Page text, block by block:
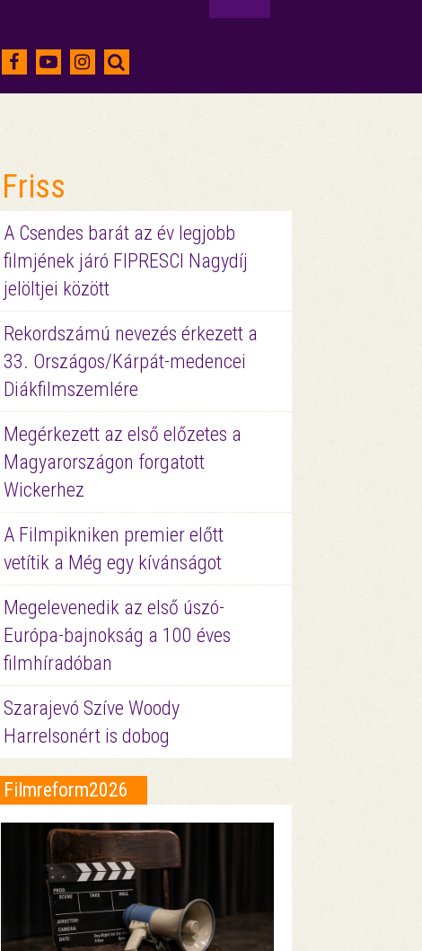
Friss
A Csendes barát az év legjobb
filmjének járó FIPRESCI Nagydíj
jelöltjei között
Rekordszámú nevezés érkezett a
33. Országos/Kárpát-medencei
Diákfilmszemlére
Megérkezett az első előzetes a
Magyarországon forgatott
Wickerhez
A Filmpikniken premier előtt
vetítik a Még egy kívánságot
Megelevenedik az első úszó-
Európa-bajnokság a 100 éves
filmhíradóban
Szarajevó Szíve Woody
Harrelsonért is dobog
Filmreform2026